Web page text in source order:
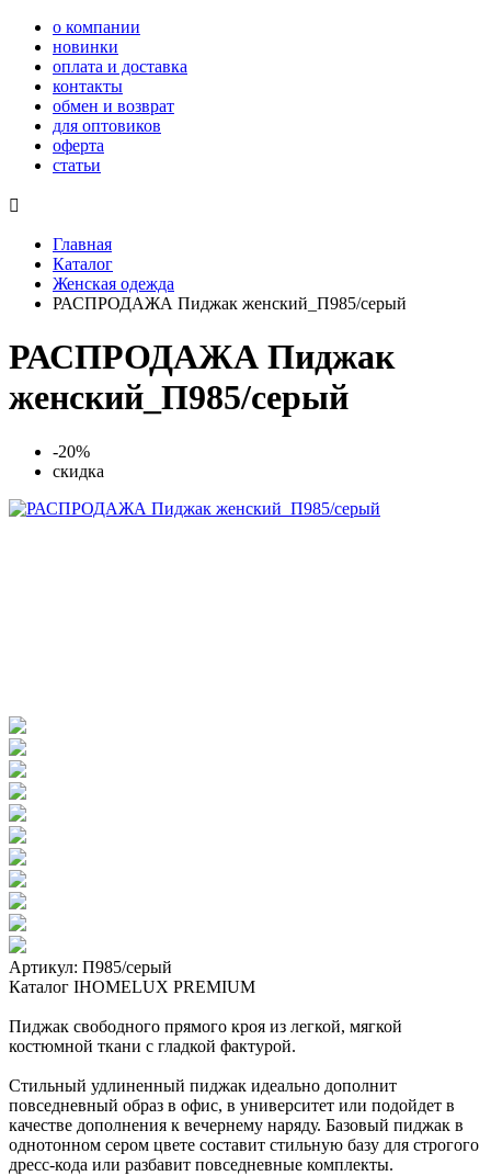
о компании
новинки
оплата и доставка
контакты
обмен и возврат
для оптовиков
оферта
статьи

Главная
Каталог
Женская одежда
РАСПРОДАЖА Пиджак женский_П985/серый
РАСПРОДАЖА Пиджак
женский_П985/серый
-20%
скидка
Артикул: П985/серый
Каталог IHOMELUX PREMIUM
Пиджак свободного прямого кроя из легкой, мягкой
костюмной ткани с гладкой фактурой.
Стильный удлиненный пиджак идеально дополнит
повседневный образ в офис, в университет или подойдет в
качестве дополнения к вечернему наряду. Базовый пиджак в
однотонном сером цвете составит стильную базу для строгого
дресс-кода или разбавит повседневные комплекты.